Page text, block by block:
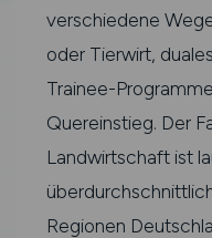
verschiedene
oder Tierwirt,
Trainee-
Quereinstieg. Der
Landwirtschaft ist
Regionen